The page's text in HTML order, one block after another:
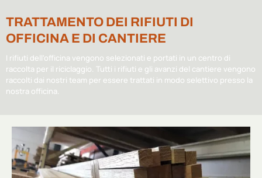
TRATTAMENTO DEI RIFIUTI DI
OFFICINA E DI CANTIERE
I rifiuti dell'officina vengono selezionati e portati in un centro di
raccolta per il riciclaggio. Tutti i rifiuti e gli avanzi del cantiere vengono
raccolti dai nostri team per essere trattati in modo selettivo presso la
nostra officina.